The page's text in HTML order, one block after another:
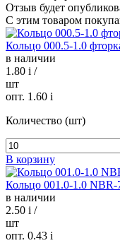
Отзыв будет
С этим товаром
Кольцо 000.5-1.0
в наличии
1.80 i /
шт
опт. 1.60 i
Количество (шт)
В корзину
Кольцо 001.0-1.0
в наличии
2.50 i /
шт
опт. 0.43 i